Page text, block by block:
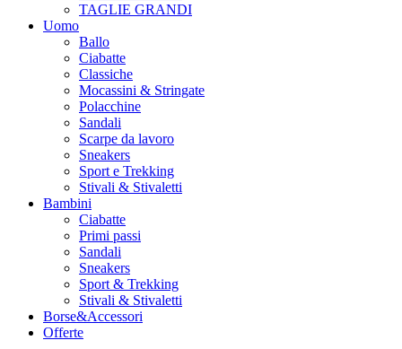
TAGLIE GRANDI
Uomo
Ballo
Ciabatte
Classiche
Mocassini & Stringate
Polacchine
Sandali
Scarpe da lavoro
Sneakers
Sport e Trekking
Stivali & Stivaletti
Bambini
Ciabatte
Primi passi
Sandali
Sneakers
Sport & Trekking
Stivali & Stivaletti
Borse&Accessori
Offerte